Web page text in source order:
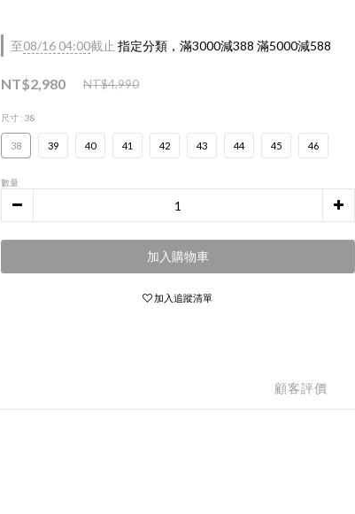
至08/16 04:00截止 指定分類，滿3000減388 滿5000減588
NT$2,980 NT$4,990
尺寸 : 38
38 39 40 41 42 43 44 45 46
數量
加入購物車
加入追蹤清單
顧客評價